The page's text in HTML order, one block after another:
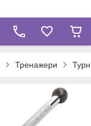
Тренажери